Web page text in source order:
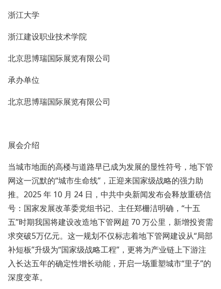
浙江大学
浙江建设职业技术学院
北京思博瑞国际展览有限公司
承办单位
北京思博瑞国际展览有限公司
展会介绍
当城市地面的高楼与道路早已成为发展的显性符号，地下管
网这一沉默的“城市生命线”，正迎来国家级战略的强力助
推。2025 年 10 月 24 日，中共中央新闻发布会释放重磅信
号：国家发展改革委党组书记、主任郑栅洁明确，“十五
五”时期我国将建设改造地下管网超 70 万公里，新增投资需
求突破5万亿元。这一规划不仅标志着地下管网建设从“局部
补短板”升级为“国家级战略工程”，更将为产业链上下游注
入长达五年的确定性增长动能，开启一场重塑城市“里子”的
深度变革。